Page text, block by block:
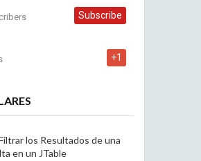
Subscribe
+1
los Resultados de una
en un JTable